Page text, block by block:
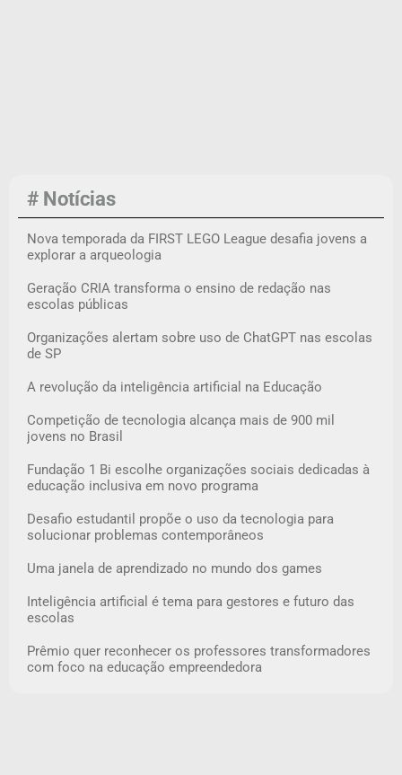
# Notícias
Nova temporada da FIRST LEGO League desafia jovens a
explorar a arqueologia
Geração CRIA transforma o ensino de redação nas
escolas públicas
Organizações alertam sobre uso de ChatGPT nas escolas
de SP
A revolução da inteligência artificial na Educação
Competição de tecnologia alcança mais de 900 mil
jovens no Brasil
Fundação 1 Bi escolhe organizações sociais dedicadas à
educação inclusiva em novo programa
Desafio estudantil propõe o uso da tecnologia para
solucionar problemas contemporâneos
Uma janela de aprendizado no mundo dos games
Inteligência artificial é tema para gestores e futuro das
escolas
Prêmio quer reconhecer os professores transformadores
com foco na educação empreendedora